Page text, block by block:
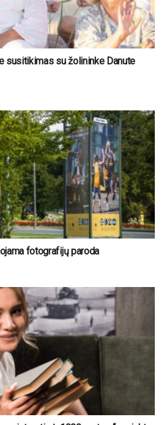
susitikimas su žolininke Danute
fotografijų paroda